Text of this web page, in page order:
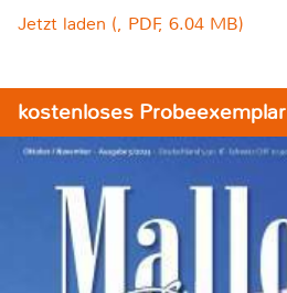
Jetzt laden (, PDF, 6.04 MB)
kostenloses Probeexemplar